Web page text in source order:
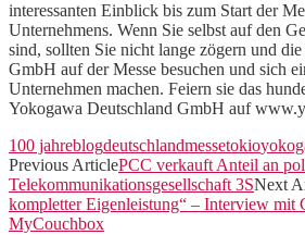
interessanten Einblick bis zum Start der
Unternehmens. Wenn Sie selbst auf den
sind, sollten Sie nicht lange zögern und
GmbH auf der Messe besuchen und sich
Unternehmen machen. Feiern sie das
Yokogawa Deutschland GmbH auf
100 jahreblogdeutschlandmessetokio
Previous ArticlePCC verkauft Anteil an
Telekommunikationsgesellschaft 3SNext
kompletter Eigenleistung“ – Interview mit
MyCouchbox